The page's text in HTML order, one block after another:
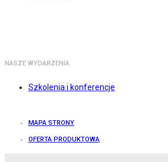
NASZE WYDARZENIA
Szkolenia i konferencje
MAPA STRONY
OFERTA PRODUKTOWA